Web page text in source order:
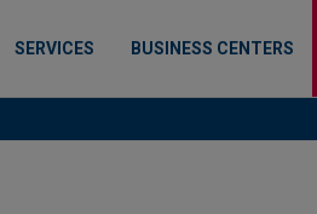
SERVICES BUSINESS CENTERS